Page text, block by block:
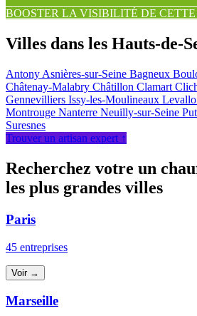
BOOSTER LA VISIBILITÉ DE CETTE
Villes dans les Hauts-de-
Antony Asnières-sur-Seine Bagneux
Châtenay-Malabry Châtillon Clamart
Gennevilliers Issy-les-Moulineaux
Montrouge Nanterre Neuilly-sur-Seine
Suresnes
Trouver un artisan expert ↑
Recherchez votre un
les plus grandes villes
Paris
45 entreprises
Voir →
Marseille